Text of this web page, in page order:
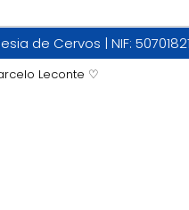
de Cervos | NIF:
Leconte ♡